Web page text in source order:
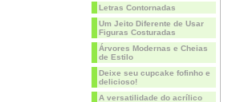
Letras Contornadas
Um Jeito Diferente de Usar
Figuras Costuradas
Árvores Modernas e Cheias
de Estilo
Deixe seu cupcake fofinho e
delicioso!
A versatilidade do acrílico